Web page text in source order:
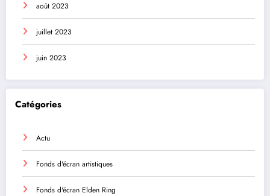
août 2023
juillet 2023
juin 2023
Catégories
Actu
Fonds d'écran artistiques
Fonds d'écran Elden Ring